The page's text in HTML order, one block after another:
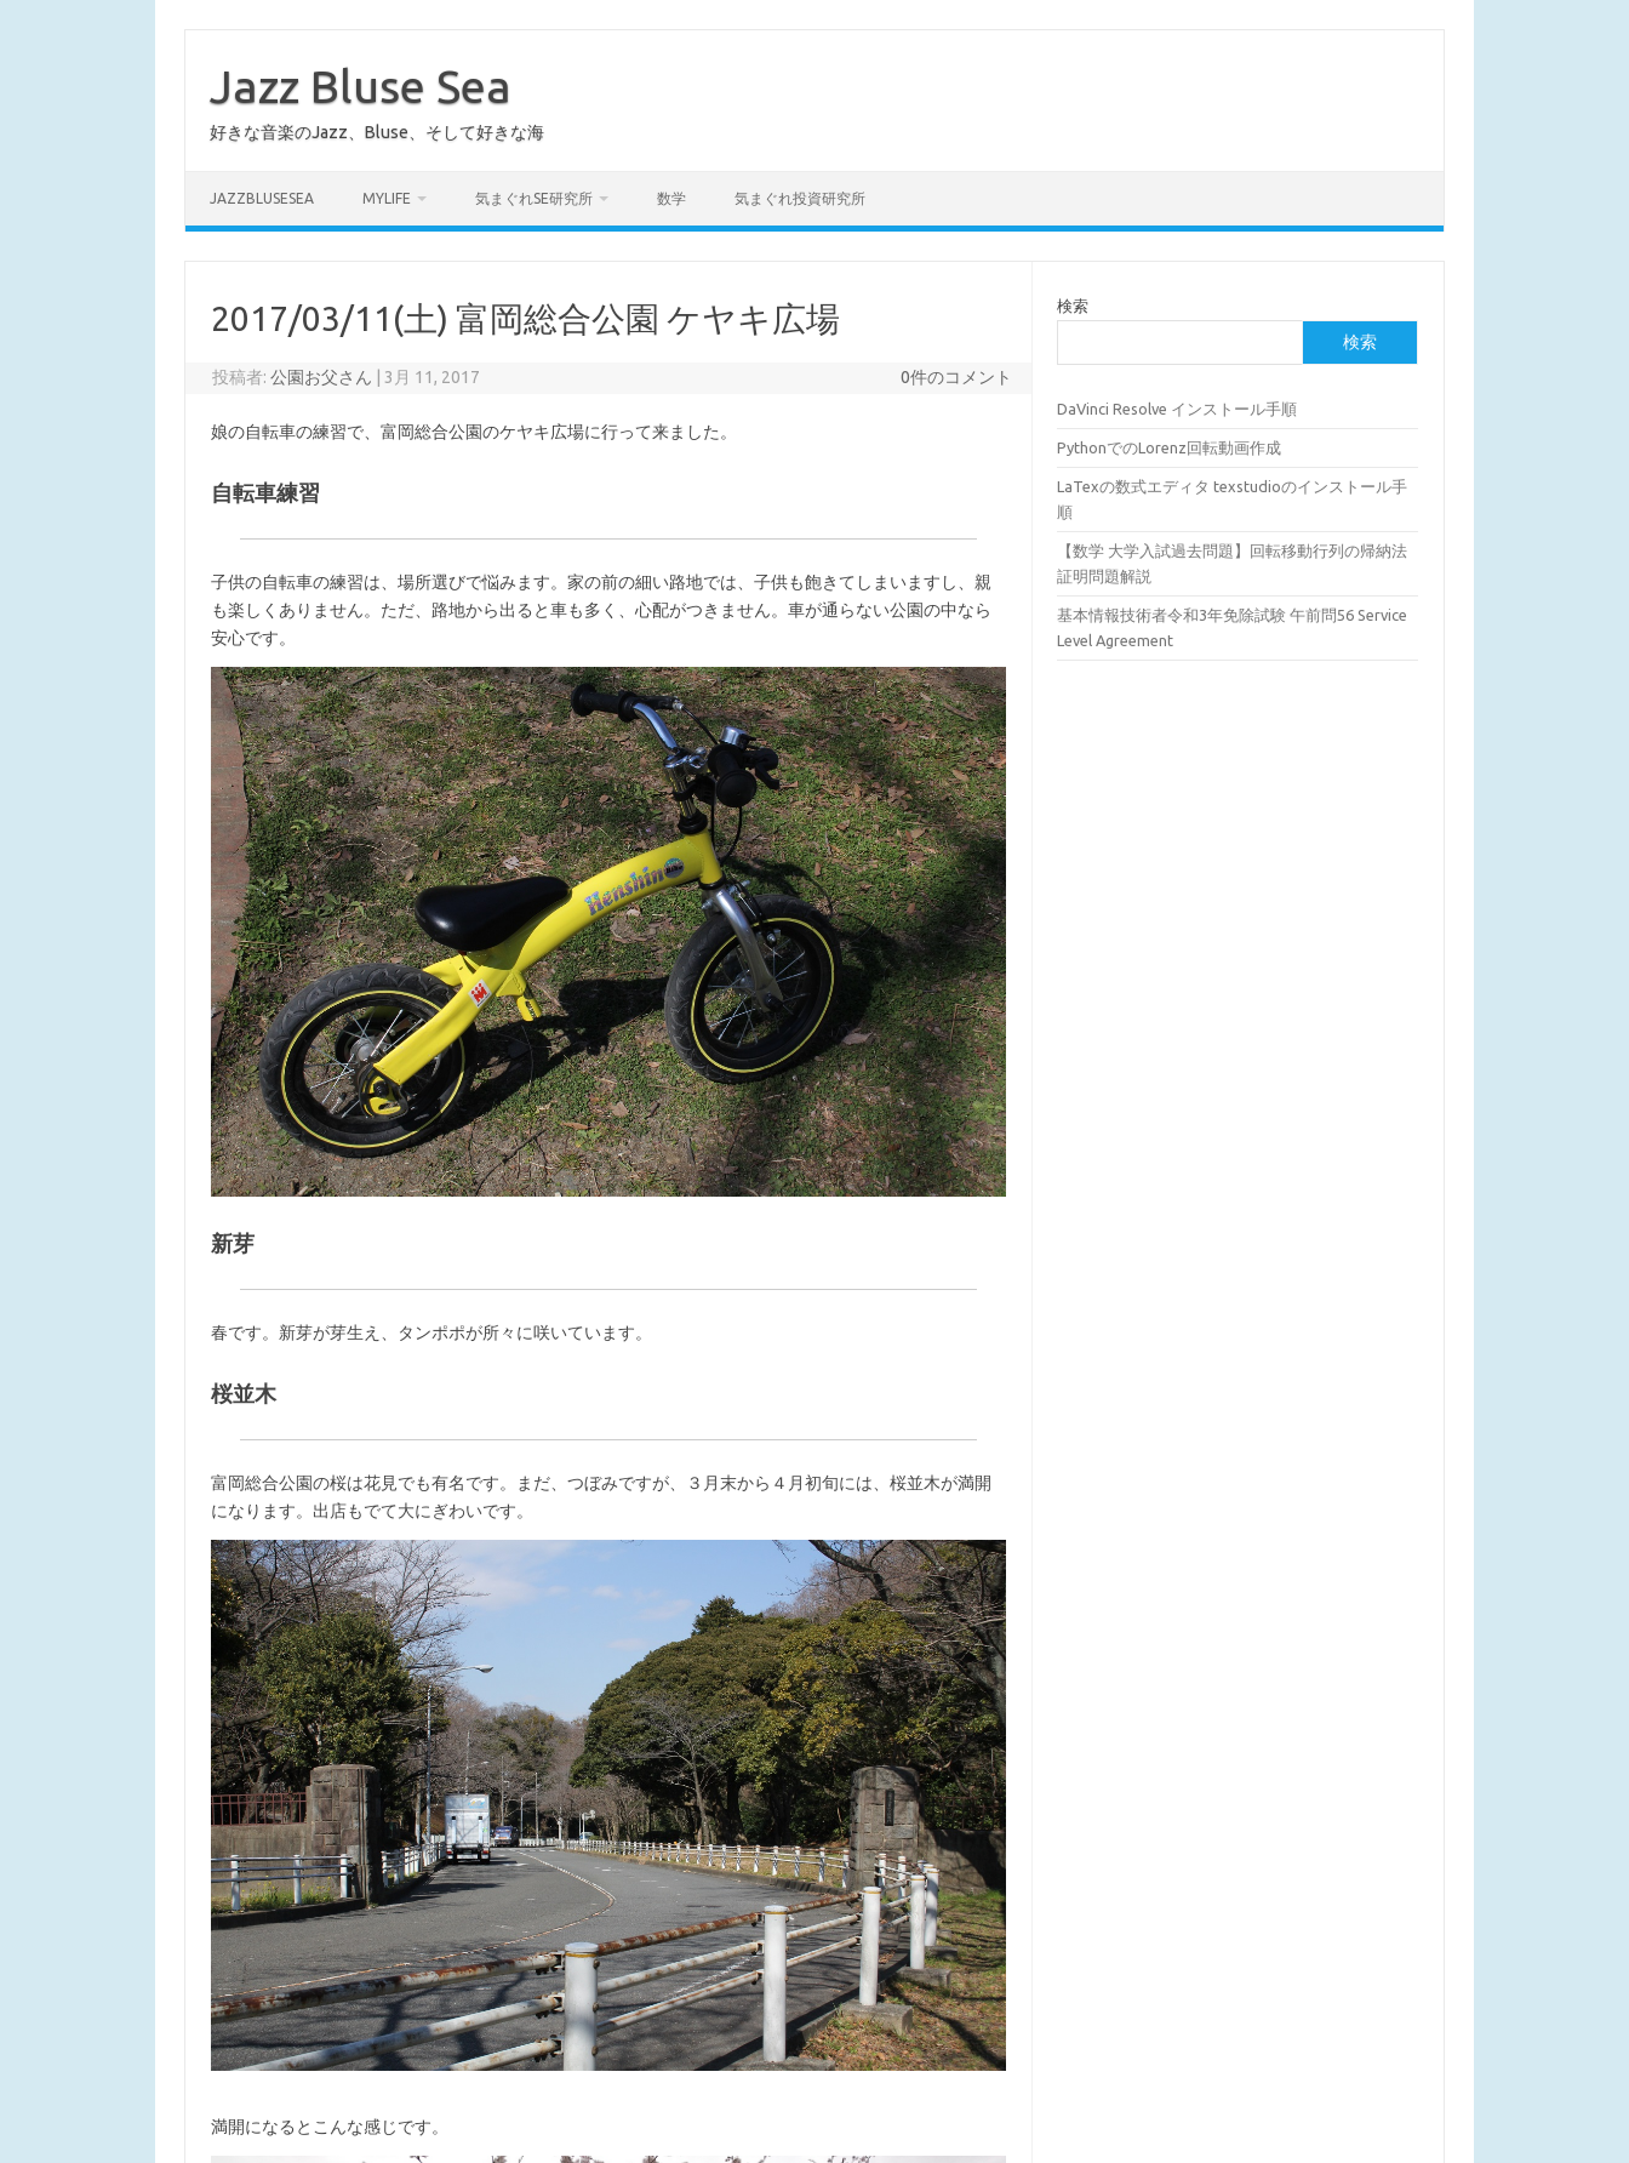
Jazz Bluse Sea
好きな音楽のJazz、Bluse、そして好きな海
JAZZBLUSESEA MYLIFE 気まぐれSE研究所 数学 気まぐれ投資研究所
2017/03/11(土) 富岡総合公園 ケヤキ広場
投稿者:公園お父さん 3月 11, 2017 0件のコメント
娘の自転車の練習で、富岡総合公園のケヤキ広場に行って来ました。
自転車練習
子供の自転車の練習は、場所選びで悩みます。家の前の細い路地では、子供も飽きてしまいますし、親
も楽しくありません。ただ、路地から出ると車も多く、心配がつきません。車が通らない公園の中なら
安心です。
新芽
春です。新芽が芽生え、タンポポが所々に咲いています。
桜並木
富岡総合公園の桜は花見でも有名です。まだ、つぼみですが、３月末から４月初旬には、桜並木が満開
になります。出店もでて大にぎわいです。
満開になるとこんな感じです。
検索
検索
DaVinci Resolve インストール手順
PythonでのLorenz回転動画作成
LaTexの数式エディタ texstudioのインストール手
順
【数学 大学入試過去問題】回転移動行列の帰納法
証明問題解説
基本情報技術者令和3年免除試験 午前問56 Service
Level Agreement